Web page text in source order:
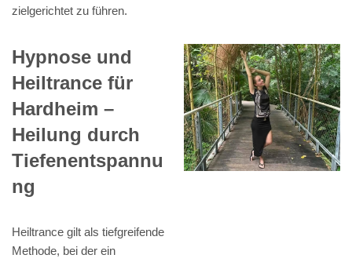
zielgerichtet zu führen.
Hypnose und
Heiltrance für
Hardheim –
Heilung durch
Tiefenentspannu
ng
Heiltrance gilt als tiefgreifende
Methode, bei der ein